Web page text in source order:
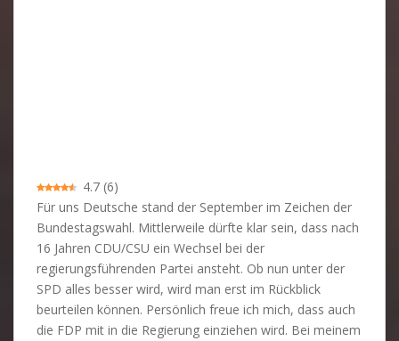
4.7 (6)
Für uns Deutsche stand der September im Zeichen der
Bundestagswahl. Mittlerweile dürfte klar sein, dass nach
16 Jahren CDU/CSU ein Wechsel bei der
regierungsführenden Partei ansteht. Ob nun unter der
SPD alles besser wird, wird man erst im Rückblick
beurteilen können. Persönlich freue ich mich, dass auch
die FDP mit in die Regierung einziehen wird. Bei meinem